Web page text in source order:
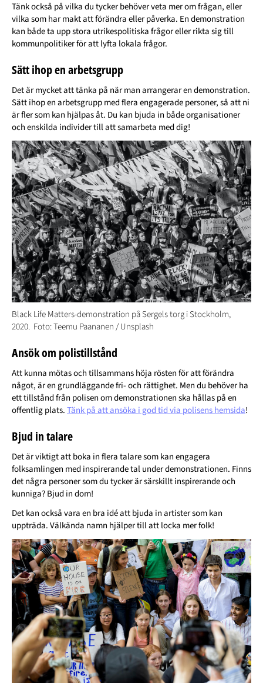
Tänk också på vilka du tycker behöver veta mer om frågan, eller
vilka som har makt att förändra eller påverka. En demonstration
kan både ta upp stora utrikespolitiska frågor eller rikta sig till
kommunpolitiker för att lyfta lokala frågor.
Sätt ihop en arbetsgrupp
Det är mycket att tänka på när man arrangerar en demonstration.
Sätt ihop en arbetsgrupp med flera engagerade personer, så att ni
är fler som kan hjälpas åt. Du kan bjuda in både organisationer
och enskilda individer till att samarbeta med dig!
Black Life Matters-demonstration på Sergels torg i Stockholm,
2020. Foto: Teemu Paananen / Unsplash
Ansök om polistillstånd
Att kunna mötas och tillsammans höja rösten för att förändra
något, är en grundläggande fri- och rättighet. Men du behöver ha
ett tillstånd från polisen om demonstrationen ska hållas på en
offentlig plats.Tänk på att ansöka i god tid via polisens hemsida!
Bjud in talare
Det är viktigt att boka in flera talare som kan engagera
folksamlingen med inspirerande tal under demonstrationen. Finns
det några personer som du tycker är särskillt inspirerande och
kunniga? Bjud in dom!
Det kan också vara en bra idé att bjuda in artister som kan
uppträda. Välkända namn hjälper till att locka mer folk!